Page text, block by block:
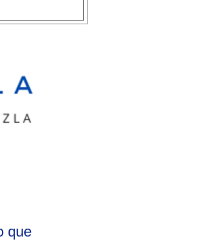
que